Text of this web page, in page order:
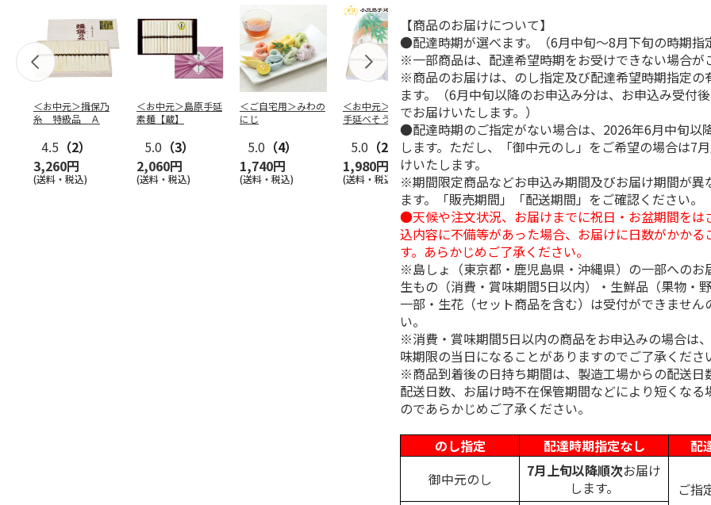
＜お中元＞揖保乃
糸 特級品 Ａ
4.5 （2）
3,260円
(送料・税込)
＜お中元＞島原手延
素麺【蔵】
5.0 （3）
2,060円
(送料・税込)
＜ご自宅用＞みわの
にじ
5.0 （4）
1,740円
(送料・税込)
＜お中元＞「金賞」
手延べそうめん１０
束（東日本版）
5.0 （2）
1,980円
(送料・税込)
＜お中元＞三輪 夏
越そうめん祭り（東
日本版）
5.0（2）
2,100円
(送料・税込)
帯 熟成麺（東日本
版）
4.0 （1）
(送料・税込)
級品（東日
(送料・税込)
【商品のお届けについて】
●配達時期が選べます。（6月中旬～8月下旬の時期指
※一部商品は、配達希望時期をお受けできない場合が
※商品のお届けは、のし指定及び配達希望時期指定の
ます。（6月中旬以降のお申込み分は、お申込み受付
でお届けいたします。）
●配達時期のご指定がない場合は、2026年6月中旬以
します。ただし、「御中元のし」をご希望の場合は7
けいたします。
※期間限定商品などお申込み期間及びお届け期間が異
ます。「販売期間」「配送期間」をご確認ください。
●天候や注文状況、お届けまでに祝日・お盆期間をは
込内容に不備等があった場合、お届けに日数がかかる
す。あらかじめご了承ください。
※島しょ（東京都・鹿児島県・沖縄県）の一部へのお
生もの（消費・賞味期間5日以内）・生鮮品（果物・
一部・生花（セット商品を含む）は受付ができません
い。
※消費・賞味期間5日以内の商品をお申込みの場合は
味期限の当日になることがありますのでご了承くださ
※商品到着後の日持ち期間は、製造工場からの配送日
配送日数、お届け時不在保管期間などにより短くなる
のであらかじめご了承ください。
のし指定
配達時期指定なし
配
御中元のし
7月上旬以降順次お届け
します。
ご指